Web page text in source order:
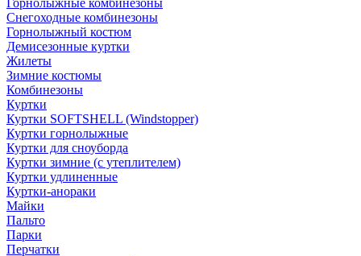
Горнолыжные комбинезоны
Снегоходные комбинезоны
Горнолыжный костюм
Демисезонные куртки
Жилеты
Зимние костюмы
Комбинезоны
Куртки
Куртки SOFTSHELL (Windstopper)
Куртки горнолыжные
Куртки для сноуборда
Куртки зимние (с утеплителем)
Куртки удлиненные
Куртки-анораки
Майки
Пальто
Парки
Перчатки